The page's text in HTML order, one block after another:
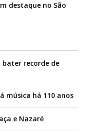
destaque no São
bater recorde de
música há 110 anos
e Nazaré